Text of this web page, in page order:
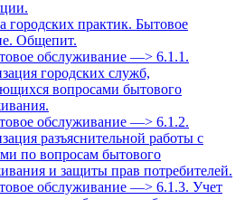
городских практик. Бытовое
Общепит.
обслуживание —> 6.1.1.
городских служб,
вопросами бытового
обслуживание —> 6.1.2.
разъяснительной работы с
по вопросам бытового
и защиты прав потребителей.
обслуживание —> 6.1.3. Учет